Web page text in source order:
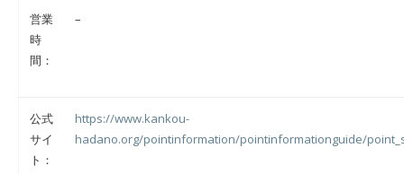
営業
時
間：
–
公式
サイ
ト：
https://www.kankou-
hadano.org/pointinformation/pointinformationguide/